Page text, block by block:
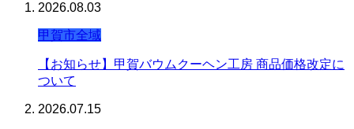
2026.08.03
甲賀市全域
【お知らせ】甲賀バウムクーヘン工房 商品価格改定に
ついて
2026.07.15